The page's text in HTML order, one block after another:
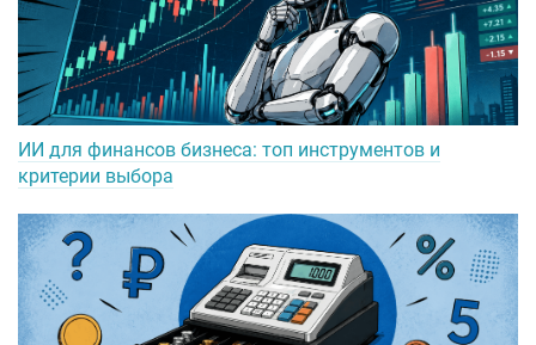
ИИ для финансов бизнеса: топ инструментов и
критерии выбора